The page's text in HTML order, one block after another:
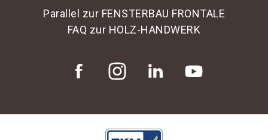
Parallel zur FENSTERBAU FRONTALE
FAQ zur HOLZ-HANDWERK